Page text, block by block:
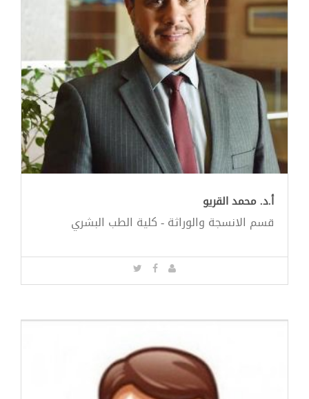
أ.د. محمد القريو
قسم الانسجة والوراثة - كلية الطب البشري